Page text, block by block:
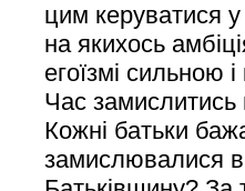
цим керуватися
на якихось
егоїзмі сильною
Час
Кожні батьки
замислювалися